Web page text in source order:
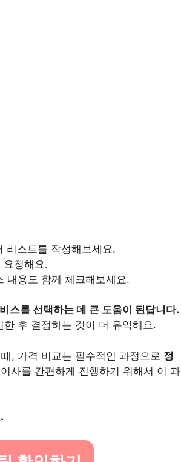
리스트를 작성해보세요.
요청해요.
내용도 함께 체크해보세요.
스를 선택하는 데 큰 도움이 된답니다.
후 결정하는 것이 더 유익해요.
, 가격 비교는 필수적인 과정으로 정
이사를 간편하게 진행하기 위해서 이 과